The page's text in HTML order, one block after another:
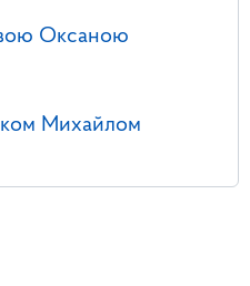
Оксаною
Михайлом